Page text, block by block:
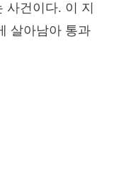
사건이다. 이 지
살아남아 통과